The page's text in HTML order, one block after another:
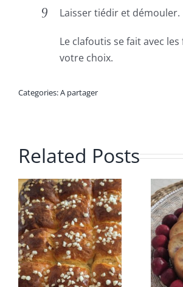
Laisser tiédir et démouler.
Le clafoutis se fait avec
votre choix.
Categories:A partager
Related Posts